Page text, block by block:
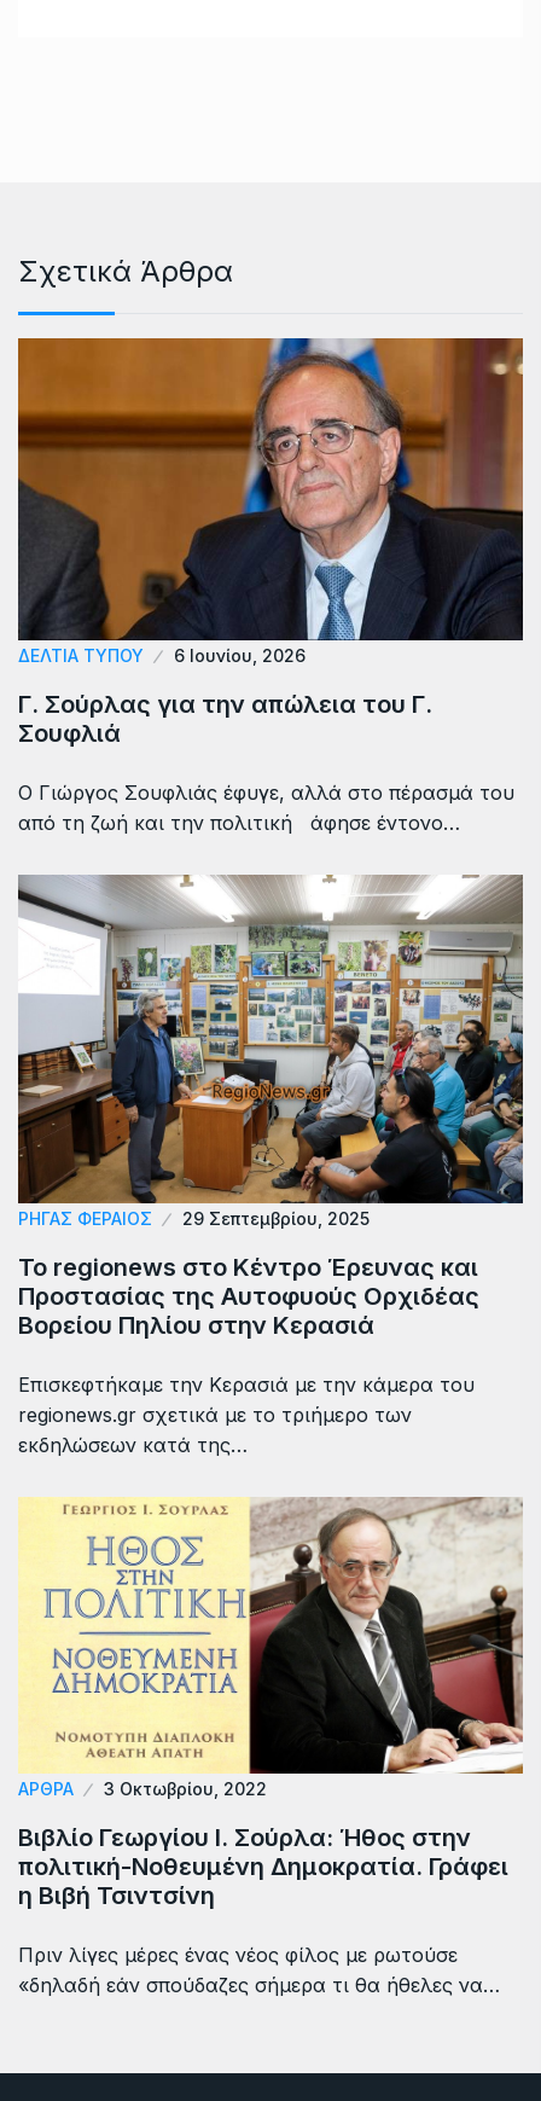
Σχετικά Άρθρα
ΔΕΛΤΙΑ ΤΥΠΟΥ 6 Ιουνίου, 2026
Γ. Σούρλας για την απώλεια του Γ.
Σουφλιά
Ο Γιώργος Σουφλιάς έφυγε, αλλά στο πέρασμά του
από τη ζωή και την πολιτική άφησε έντονο…
ΡΗΓΑΣ ΦΕΡΑΙΟΣ 29 Σεπτεμβρίου, 2025
Το regionews στο Κέντρο Έρευνας και
Προστασίας της Αυτοφυούς Ορχιδέας
Βορείου Πηλίου στην Κερασιά
Επισκεφτήκαμε την Κερασιά με την κάμερα του
regionews.gr σχετικά με το τριήμερο των
εκδηλώσεων κατά της…
ΆΡΘΡΑ 3 Οκτωβρίου, 2022
Βιβλίο Γεωργίου Ι. Σούρλα: Ήθος στην
πολιτική-Νοθευμένη Δημοκρατία. Γράφει
η Βιβή Τσιντσίνη
Πριν λίγες μέρες ένας νέος φίλος με ρωτούσε
«δηλαδή εάν σπούδαζες σήμερα τι θα ήθελες να…